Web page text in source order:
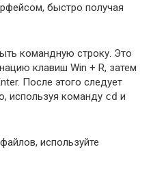
быстро получая
командную строку. Это
клавиш Win + R, затем
После этого следует
используя команду cd и
используйте